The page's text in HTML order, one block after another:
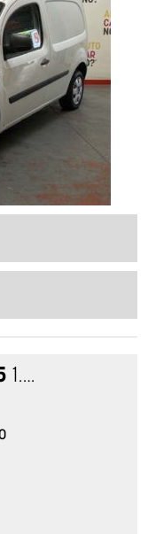
1.5 BLUEDCI 100 BUSINESS